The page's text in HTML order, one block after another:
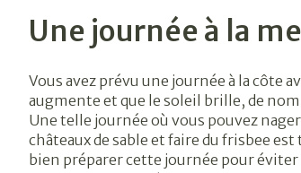
Une journée à la
Vous avez prévu une journée à la côte
augmente et que le soleil brille, de
Une telle journée où vous pouvez
châteaux de sable et faire du frisbee
bien préparer cette journée pour